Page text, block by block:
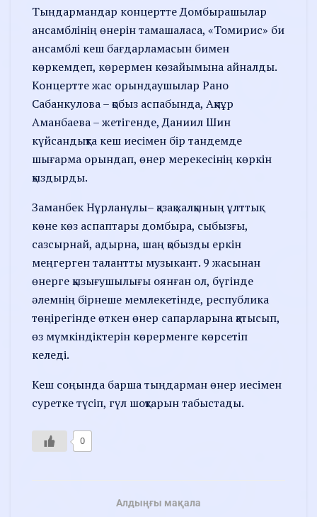
Тыңдармандар концертте Домбырашылар
ансамблінің өнерін тамашаласа, «Томирис» би
ансамблі кеш бағдарламасын бимен
көркемдеп, көрермен көзайымына айналды.
Концертте жас орындаушылар Рано
Сабанкулова – қобыз аспабында, Ақнұр
Аманбаева – жетігенде, Даниил Шин
күйсандықта кеш иесімен бір тандемде
шығарма орындап, өнер мерекесінің көркін
қыздырды.
Заманбек Нұрланұлы– қазақ халқының ұлттық
көне көз аспаптары домбыра, сыбызғы,
сазсырнай, адырна, шаң қобызды еркін
меңгерген талантты музыкант. 9 жасынан
өнерге қызығушылығы оянған ол, бүгінде
әлемнің бірнеше мемлекетінде, республика
төңірегінде өткен өнер сапарларына қатысып,
өз мүмкіндіктерін көрерменге көрсетіп
келеді.
Кеш соңында барша тыңдарман өнер иесімен
суретке түсіп, гүл шоқтарын табыстады.
0
Алдыңғы мақала